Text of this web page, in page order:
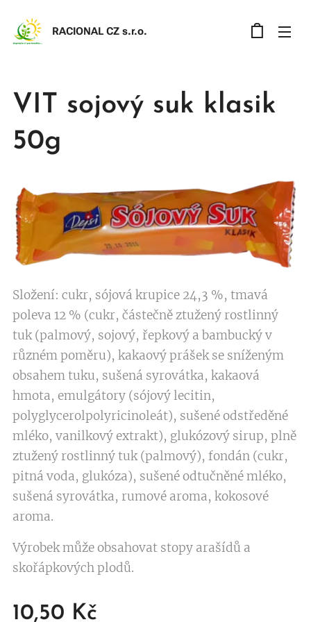
RACIONAL CZ s.r.o.
VIT sojový suk klasik
50g
Složení: cukr, sójová krupice 24,3 %, tmavá
poleva 12 % (cukr, částečně ztužený rostlinný
tuk (palmový, sojový, řepkový a bambucký v
různém poměru), kakaový prášek se sníženým
obsahem tuku, sušená syrovátka, kakaová
hmota, emulgátory (sójový lecitin,
polyglycerolpolyricinoleát), sušené odstředěné
mléko, vanilkový extrakt), glukózový sirup, plně
ztužený rostlinný tuk (palmový), fondán (cukr,
pitná voda, glukóza), sušené odtučněné mléko,
sušená syrovátka, rumové aroma, kokosové
aroma.
Výrobek může obsahovat stopy arašídů a
skořápkových plodů.
10,50 Kč